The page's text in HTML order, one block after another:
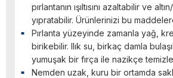
pırlantanın ışıltısını azaltabilir ve
yıpratabilir. Ürünlerinizi bu
Pırlanta yüzeyinde zamanla yağ,
birikebilir. Ilık su, birkaç damla
yumuşak bir fırça ile nazikçe
Nemden uzak, kuru bir ortamda